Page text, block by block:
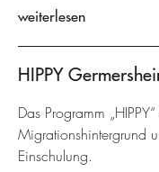
weiterlesen
HIPPY
Das Programm
Migrationshintergrund
Einschulung.